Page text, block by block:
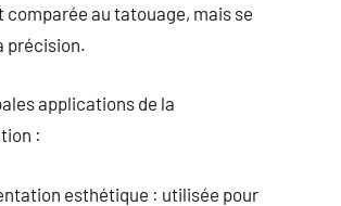
comparée au tatouage, mais se
précision.
applications de la
:
esthétique : utilisée pour